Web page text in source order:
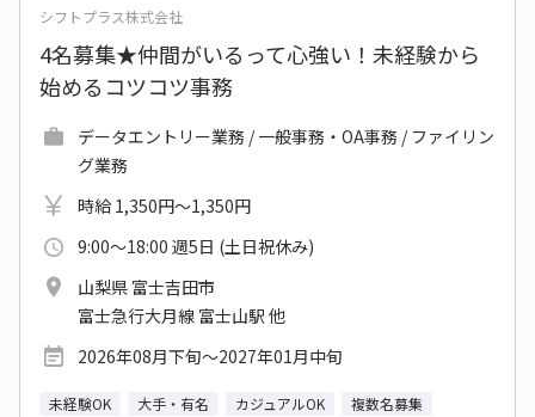
シフトプラス株式会社
4名募集★仲間がいるって心強い！未経験から
始めるコツコツ事務
データエントリー業務 / 一般事務・OA事務 / ファイリン
グ業務
時給 1,350円～1,350円
9:00～18:00 週5日 (土日祝休み)
山梨県 富士吉田市
富士急行大月線 富士山駅 他
2026年08月下旬～2027年01月中旬
未経験OK 大手・有名 カジュアルOK
複数名募集